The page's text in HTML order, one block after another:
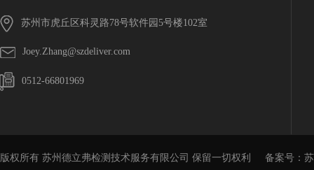
苏州市虎丘区科灵路78号软件园5号楼102室
Joey.Zhang@szdeliver.com
0512-66801969
版权所有 苏州德立弗检测技术服务有限公司 保留一切权利 备案号：